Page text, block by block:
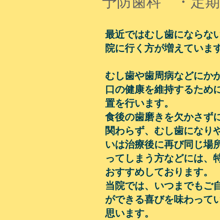
最近ではむし歯にならな
院に行く方が増えていま
むし歯や歯周病などにか
口の健康を維持するため
置を行います。
食後の歯磨きを欠かさず
関わらず、むし歯になり
いは治療後に再び同じ場
ってしまう方などには、
おすすめしております。
当院では、いつまでもご
ができる喜びを味わって
思います。